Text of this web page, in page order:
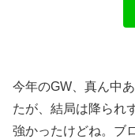
今年のGW、真ん中
たが、結局は降られ
強かったけどね。ブ